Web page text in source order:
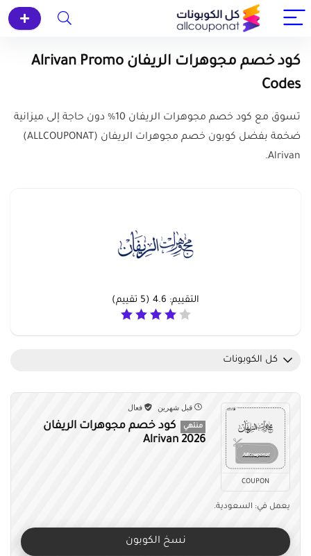
كود خصم مجوهرات الريفان Alrivan Promo
Codes
تسوق مع كود خصم مجوهرات الريفان 10% دون حاجة إلى ميزانية
ضخمة بفضل كوبون خصم مجوهرات الريفان (ALLCOUPONAT)
Alrivan.
التقييم: 4.6
(
5 تقييم)
كل الكوبونات
COUPON
قبل شهرين فعال
منتهي
كود خصم مجوهرات الريفان
Alrivan 2026
يعمل في: السعودية.
نسخ الكوبون